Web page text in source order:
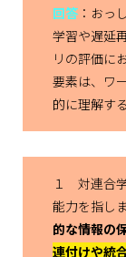
回答 ：おっ
学習や遅延
リの評価に
要素は、ワ
的に理解す
１ 対連合
能力を指し
的な情報の
連付けや統